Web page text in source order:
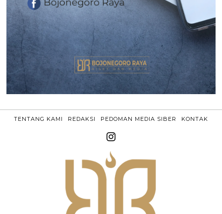
TENTANG KAMI REDAKSI PEDOMAN MEDIA SIBER KONTAK